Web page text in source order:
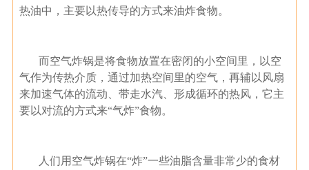
热油中，主要以热传导的方式来油炸食物。
而空气炸锅是将食物放置在密闭的小空间里，以空
气作为传热介质，通过加热空间里的空气，再辅以风扇
来加速气体的流动、带走水汽、形成循环的热风，它主
要以对流的方式来“气炸”食物。
人们用空气炸锅在“炸”一些油脂含量非常少的食材